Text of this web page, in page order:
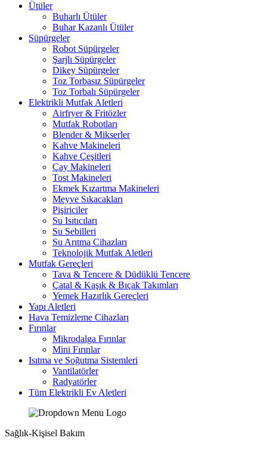
Ütüler
Buharlı Ütüler
Buhar Kazanlı Ütüler
Süpürgeler
Robot Süpürgeler
Şarjlı Süpürgeler
Dikey Süpürgeler
Toz Torbasız Süpürgeler
Toz Torbalı Süpürgeler
Elektrikli Mutfak Aletleri
Airfryer & Fritözler
Mutfak Robotları
Blender & Mikserler
Kahve Makineleri
Kahve Çeşitleri
Çay Makineleri
Tost Makineleri
Ekmek Kızartma Makineleri
Meyve Sıkacakları
Pişiriciler
Su Isıtıcıları
Su Sebilleri
Su Arıtma Cihazları
Teknolojik Mutfak Aletleri
Mutfak Gereçleri
Tava & Tencere & Düdüklü Tencere
Çatal & Kaşık & Bıçak Takımları
Yemek Hazırlık Gereçleri
Yapı Aletleri
Hava Temizleme Cihazları
Fırınlar
Mikrodalga Fırınlar
Mini Fırınlar
Isıtma ve Soğutma Sistemleri
Vantilatörler
Radyatörler
Tüm Elektrikli Ev Aletleri
Sağlık-Kişisel Bakım